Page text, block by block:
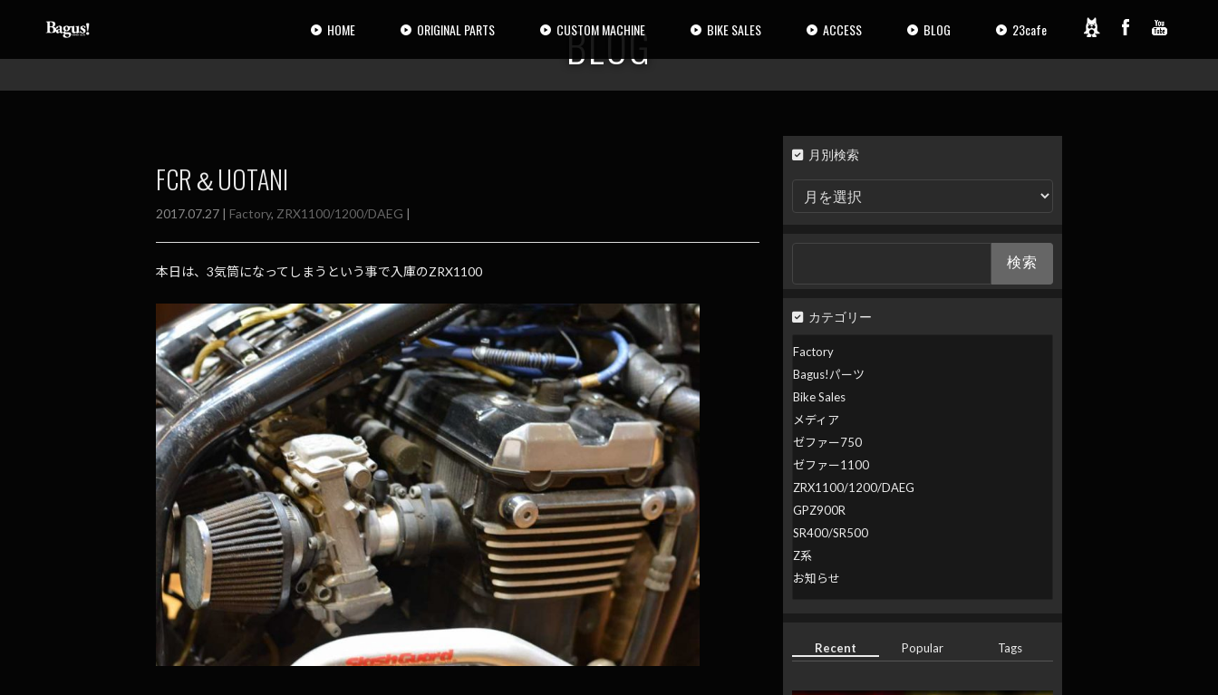
ン
ー
HOME ORIGINAL PARTS CUSTOM MACHINE BIKE SALES ACCESS BLOG 23cafe
BLOG
FCR＆UOTANI
2017.07.27 | Factory, ZRX1100/1200/DAEG |
本日は、3気筒になってしまうという事で入庫のZRX1100
月別検索
月
検
カテゴリー
Factory
Bagus!パーツ
Bike Sales
メディア
ゼファー750
ゼファー1100
ZRX1100/1200/DAEG
GPZ900R
SR400/SR500
Z系
お知らせ
Recent Popular Tags